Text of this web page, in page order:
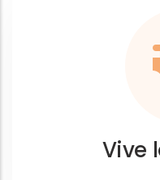
Vive